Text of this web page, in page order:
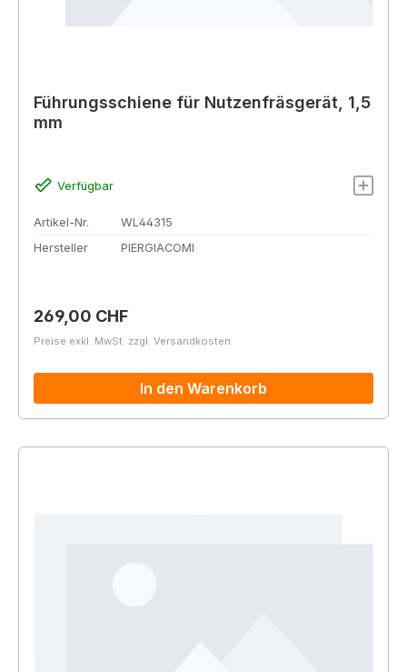
Führungsschiene für Nutzenfräsgerät, 1,5
mm
Verfügbar
Artikel-Nr.
WL44315
Hersteller
PIERGIACOMI
Regulärer Preis:
269,00 CHF
Preise exkl. MwSt. zzgl. Versandkosten
In den Warenkorb